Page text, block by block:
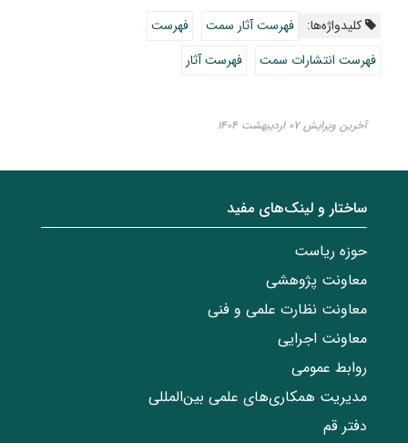
کلیدواژه‌ها: فهرست آثار سمت
فهرست
فهرست انتشارات سمت
فهرست آثار
آخرین ویرایش ۰۷ اردیبهشت ۱۴۰۴
ساختار‌‌ و‌‌ لینک‌های مفید
حوزه ریاست
معاونت پژوهشی
معاونت نظارت علمی و فنی
معاونت اجرایی
روابط عمومی
مدیریت همکاری‌های علمی بین‌المللی
دفتر قم